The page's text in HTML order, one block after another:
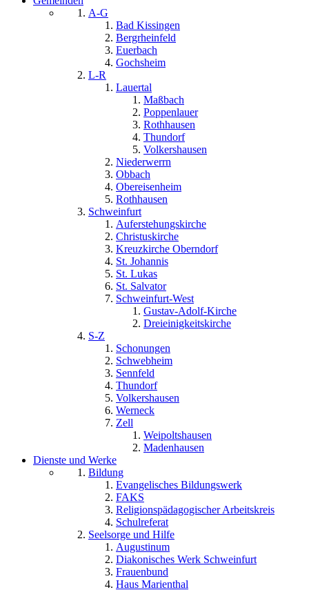
A-G
Bad Kissingen
Bergrheinfeld
Euerbach
Gochsheim
L-R
Lauertal
Maßbach
Poppenlauer
Rothhausen
Thundorf
Volkershausen
Niederwerrn
Obbach
Obereisenheim
Rothhausen
Schweinfurt
Auferstehungskirche
Christuskirche
Kreuzkirche Oberndorf
St. Johannis
St. Lukas
St. Salvator
Schweinfurt-West
Gustav-Adolf-Kirche
Dreieinigkeitskirche
S-Z
Schonungen
Schwebheim
Sennfeld
Thundorf
Volkershausen
Werneck
Zell
Weipoltshausen
Madenhausen
Dienste und Werke
Bildung
Evangelisches Bildungswerk
FAKS
Religionspädagogischer Arbeitskreis
Schulreferat
Seelsorge und Hilfe
Augustinum
Diakonisches Werk Schweinfurt
Frauenbund
Haus Marienthal